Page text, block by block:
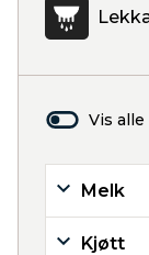
Vis
Melk
Kjøtt